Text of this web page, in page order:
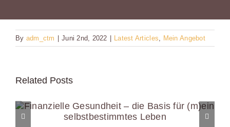
By adm_ctm | Juni 2nd, 2022 | Latest Articles Mein Angebot
Related Posts